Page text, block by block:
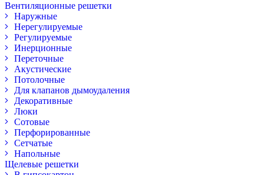
Вентиляционные решетки
Наружные
Нерегулируемые
Регулируемые
Инерционные
Переточные
Акустические
Потолочные
Для клапанов дымоудаления
Декоративные
Люки
Сотовые
Перфорированные
Сетчатые
Напольные
Щелевые решетки